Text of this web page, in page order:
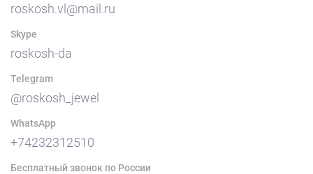
roskosh.vl@mail.ru
Skype
roskosh-da
Telegram
@roskosh_jewel
WhatsApp
+74232312510
Бесплатный звонок по России